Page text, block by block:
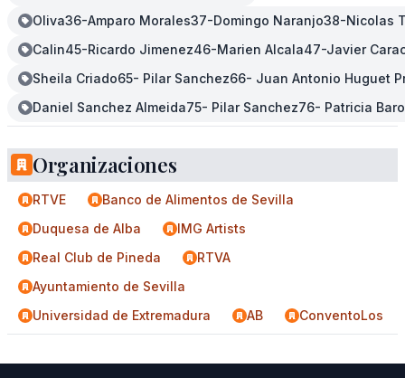
Oliva36-Amparo Morales37-Domingo Naranjo38-Nicolas
Calin45-Ricardo Jimenez46-Marien Alcala47-Javier
Sheila Criado65- Pilar Sanchez66- Juan Antonio Huguet
Daniel Sanchez Almeida75- Pilar Sanchez76- Patricia
Organizaciones
RTVE
Banco de Alimentos de Sevilla
Duquesa de Alba
IMG Artists
Real Club de Pineda
RTVA
Ayuntamiento de Sevilla
Universidad de Extremadura
AB ConventoLos